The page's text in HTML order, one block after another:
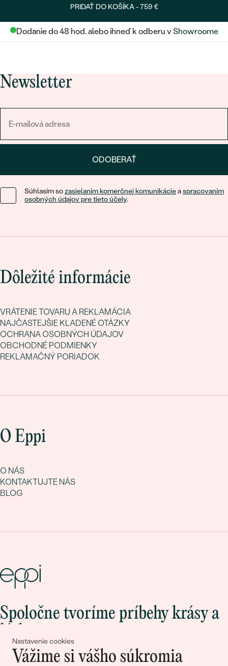
Nastavenie cookies
Vážime si vášho súkromia
PRIDAŤ DO KOŠÍKA -759 €
Dodanie do 48 hod. alebo ihneď k odberu v Showroome
Newsletter
ODOBERAŤ
Súhlasím sozasielaním komerčnej komunikácieaspracovaním
osobných údajov pre tieto účely.
Dôležité informácie
VRÁTENIE TOVARU A REKLAMÁCIA
NAJČASTEJŠIE KLADENÉ OTÁZKY
OCHRANA OSOBNÝCH ÚDAJOV
OBCHODNÉ PODMIENKY
REKLAMAČNÝ PORIADOK
O Eppi
O NÁS
KONTAKTUJTE NÁS
BLOG
Spoločne tvoríme príbehy krásy a
Pripojte sa k nám!